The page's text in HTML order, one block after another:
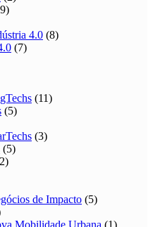
4.0 (8)
(7)
(11)
(5)
(3)
(5)
de Impacto (5)
Mobilidade Urbana (1)